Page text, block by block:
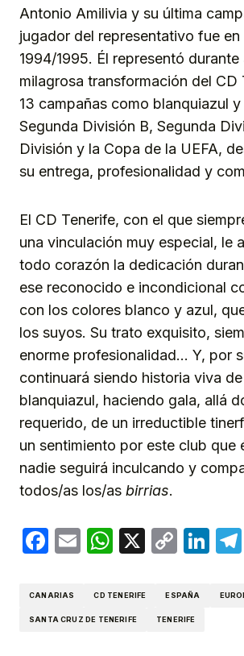
Antonio Amilivia y su última
jugador del representativo fue
1994/1995. Él representó durante
milagrosa transformación del CD
13 campañas como blanquiazul
Segunda División B, Segunda
División y la Copa de la UEFA,
su entrega, profesionalidad y
El CD Tenerife, con el que
una vinculación muy especial, le
todo corazón la dedicación
ese reconocido e incondicional
con los colores blanco y azul,
los suyos. Su trato exquisito,
enorme profesionalidad… Y, por
continuará siendo historia viva
blanquiazul, haciendo gala, allá
requerido, de un irreductible
un sentimiento por este club que
nadie seguirá inculcando y
todos/as los/as birrias.
Facebook
EmailWhatsApp
X
Copy
CANARIAS CD TENERIFE ESPAÑA
SANTA CRUZ DE TENERIFE TENERIFE